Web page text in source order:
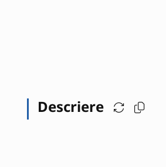
Descriere